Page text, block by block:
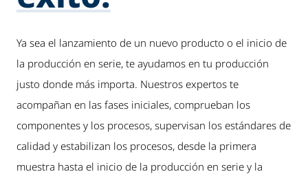
Ya sea el lanzamiento de un nuevo producto o el inicio de
la producción en serie, te ayudamos en tu producción
justo donde más importa. Nuestros expertos te
acompañan en las fases iniciales, comprueban los
componentes y los procesos, supervisan los estándares de
calidad y estabilizan los procesos, desde la primera
muestra hasta el inicio de la producción en serie y la